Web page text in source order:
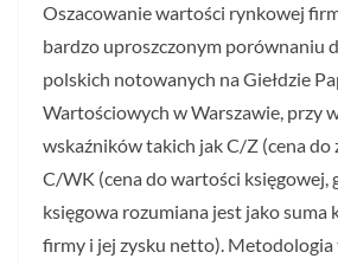
Oszacowanie wartości rynkowej
bardzo uproszczonym porównaniu
polskich notowanych na Giełdzie
Wartościowych w Warszawie, przy
wskaźników takich jak C/Z (cena do
C/WK (cena do wartości księgowej,
księgowa rozumiana jest jako suma
firmy i jej zysku netto).